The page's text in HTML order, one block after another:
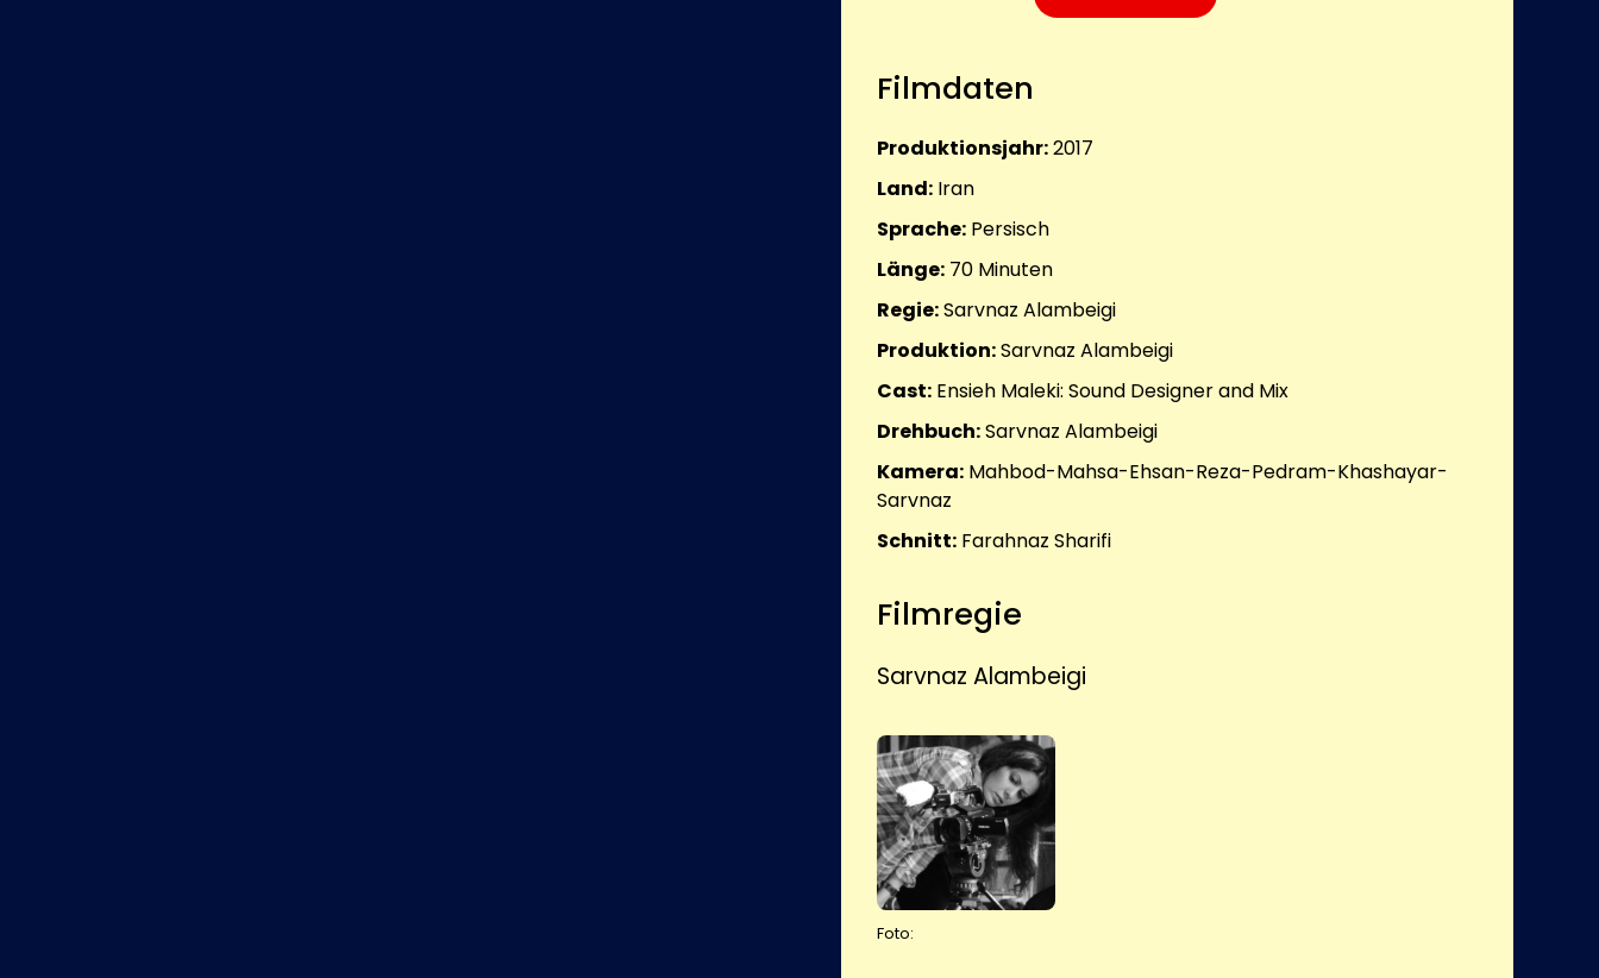
Filmdaten
Produktionsjahr:2017
Land: Iran
Sprache: Persisch
Länge: 70 Minuten
Regie:Sarvnaz Alambeigi
Produktion:Sarvnaz Alambeigi
Cast: Ensieh Maleki: Sound Designer and Mix
Drehbuch:Sarvnaz Alambeigi
Kamera: Mahbod-Mahsa-Ehsan-Reza-Pedram-Khashayar-
Sarvnaz
Schnitt: Farahnaz Sharifi
Filmregie
Sarvnaz Alambeigi
Foto: